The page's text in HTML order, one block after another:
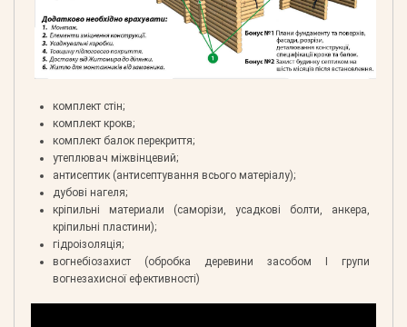
комплект стін;
комплект крокв;
комплект балок перекриття;
утеплювач міжвінцевий;
антисептик (антисептування всього матеріалу);
дубові нагеля;
кріпильні материали (саморізи, усадкові болти, анкера,
кріпильні пластини);
гідроізоляція;
вогнебіозахист (обробка деревини засобом І групи
вогнезахисної ефективності)